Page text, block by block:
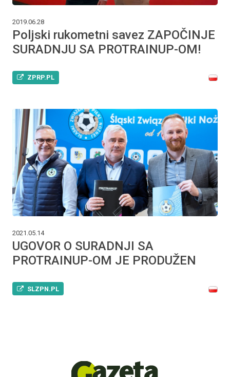
2019.06.28
Poljski rukometni savez ZAPOČINJE
SURADNJU SA PROTRAINUP-OM!
ZPRP.PL
2021.05.14
UGOVOR O SURADNJI SA
PROTRAINUP-OM JE PRODUŽEN
SLZPN.PL